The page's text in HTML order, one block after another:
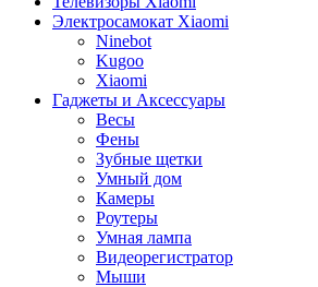
Электросамокат Xiaomi
Ninebot
Kugoo
Xiaomi
Гаджеты и Аксессуары
Весы
Фены
Зубные щетки
Умный дом
Камеры
Роутеры
Умная лампа
Видеорегистратор
Мыши